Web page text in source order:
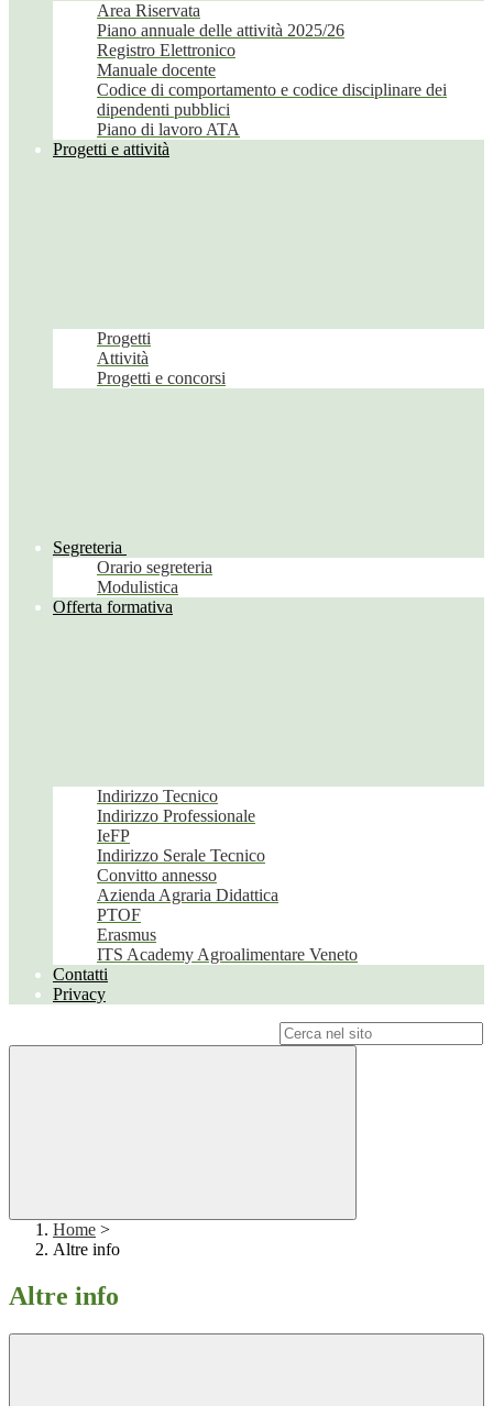
Area Riservata
Piano annuale delle attività 2025/26
Registro Elettronico
Manuale docente
Codice di comportamento e codice disciplinare dei
dipendenti pubblici
Piano di lavoro ATA
Progetti e attività
Progetti
Attività
Progetti e concorsi
Segreteria
Orario segreteria
Modulistica
Offerta formativa
Indirizzo Tecnico
Indirizzo Professionale
IeFP
Indirizzo Serale Tecnico
Convitto annesso
Azienda Agraria Didattica
PTOF
Erasmus
ITS Academy Agroalimentare Veneto
Contatti
Privacy
Home >
Altre info
Altre info